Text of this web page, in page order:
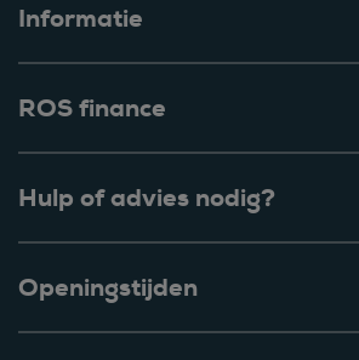
Informatie
ROS finance
Hulp of advies nodig?
Openingstijden